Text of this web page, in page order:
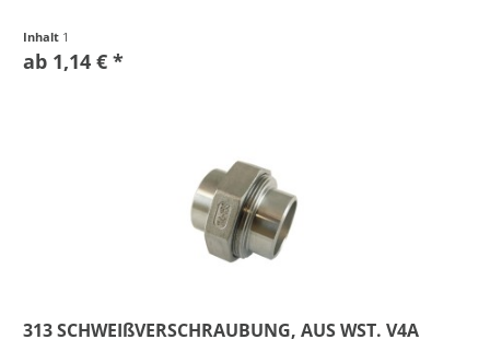
Inhalt 1
ab 1,14 € *
313 SCHWEIßVERSCHRAUBUNG, AUS WST. V4A